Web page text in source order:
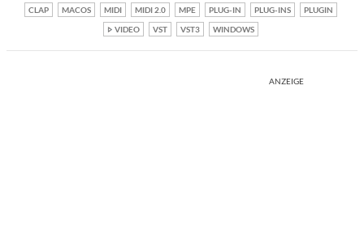
CLAP
MACOS MIDI MIDI 2.0 MPE PLUG-IN PLUG-INS
PLUGIN
VIDEO
VST VST3 WINDOWS
ANZEIGE